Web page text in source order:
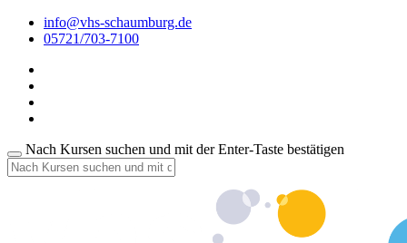
info@vhs-schaumburg.de
05721/703-7100
Nach Kursen suchen und mit der Enter-Taste bestätigen